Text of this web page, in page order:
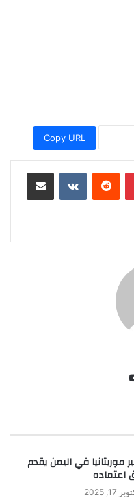
Copy URL
بينتيريست مشاركة عبر البريد
موريتانيا في اليمن يقدم
اعتماده
17, 2025